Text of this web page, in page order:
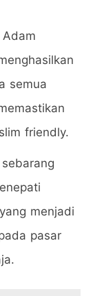
semua
friendly.
menjadi
pasar